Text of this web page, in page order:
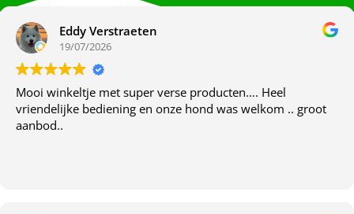
Eddy Verstraeten
19/07/2026
Mooi winkeltje met super verse producten…. Heel
vriendelijke bediening en onze hond was welkom .. groot
aanbod..